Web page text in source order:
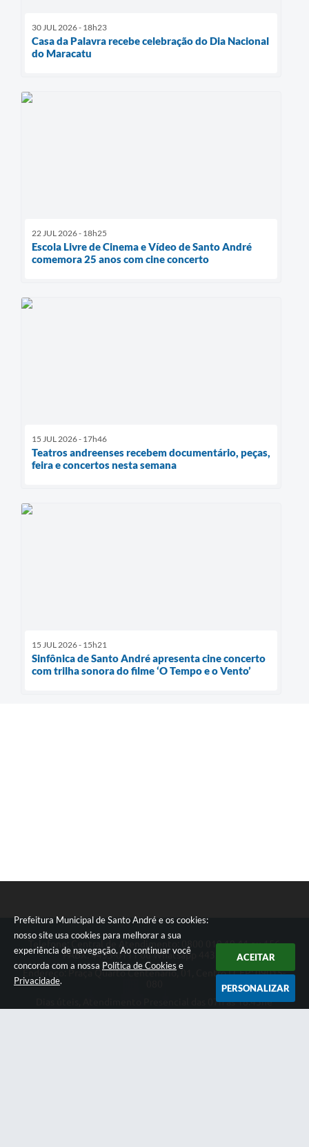
Prefeitura Municipal de Santo André e os cookies:
nosso site usa cookies para melhorar a sua
experiência de navegação. Ao continuar você
concorda com a nossa Política de Cookies e
Privacidade.
ACEITAR
PERSONALIZAR
30 JUL 2026 - 18h23
Casa da Palavra recebe celebração do Dia Nacional
do Maracatu
22 JUL 2026 - 18h25
Escola Livre de Cinema e Vídeo de Santo André
comemora 25 anos com cine concerto
15 JUL 2026 - 17h46
Teatros andreenses recebem documentário, peças,
feira e concertos nesta semana
15 JUL 2026 - 15h21
Sinfônica de Santo André apresenta cine concerto
com trilha sonora do filme ‘O Tempo e o Vento’
Telefone: Central de Atendimento: 0800 019 19 44 ou 156
PABX: 4433-0111 ou Whatsapp 4433-0123
Endereço: Praça Quarto Centenário, 01, Centro | CEP: 09015-
Dias úteis, Atendimento Presencial das 07h as 18:45he